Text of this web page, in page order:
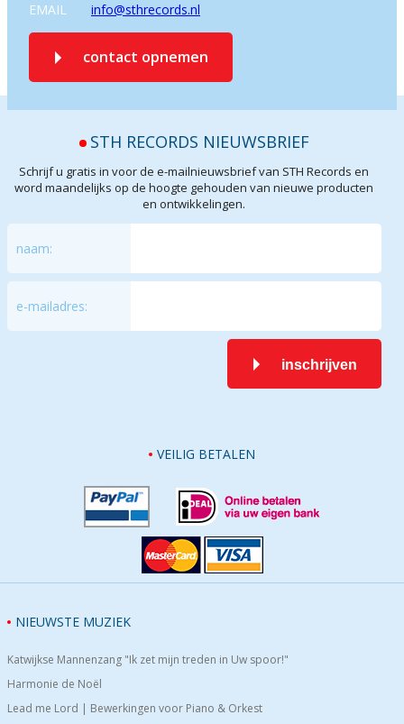
EMAIL info@sthrecords.nl
contact opnemen
STH RECORDS NIEUWSBRIEF
Schrijf u gratis in voor de e-mailnieuwsbrief van STH Records en
word maandelijks op de hoogte gehouden van nieuwe producten
en ontwikkelingen.
naam:
e-mailadres:
inschrijven
VEILIG BETALEN
NIEUWSTE MUZIEK
Katwijkse Mannenzang "Ik zet mijn treden in Uw spoor!"
Harmonie de Noël
Lead me Lord | Bewerkingen voor Piano & Orkest